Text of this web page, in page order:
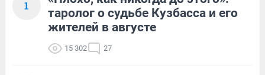
1
таролог о судьбе Кузбасса и его
жителей в августе
15 302 27